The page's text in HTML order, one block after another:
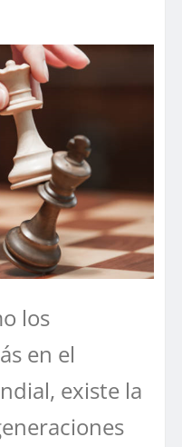
los
en el
existe la